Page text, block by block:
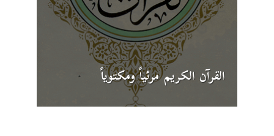
القرآن الكريم مرئياً ومكتوياً